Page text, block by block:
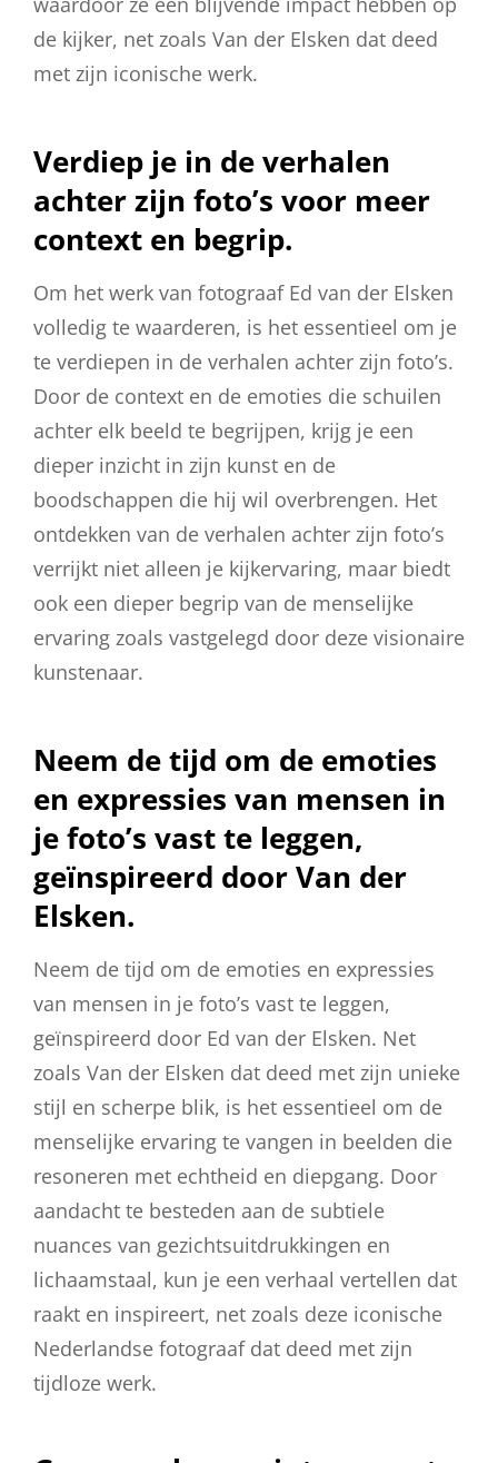
de kijker, net zoals Van der Elsken dat deed
met zijn iconische werk.
Verdiep je in de verhalen
achter zijn foto’s voor meer
context en begrip.
Om het werk van fotograaf Ed van der Elsken
volledig te waarderen, is het essentieel om je
te verdiepen in de verhalen achter zijn foto’s.
Door de context en de emoties die schuilen
achter elk beeld te begrijpen, krijg je een
dieper inzicht in zijn kunst en de
boodschappen die hij wil overbrengen. Het
ontdekken van de verhalen achter zijn foto’s
verrijkt niet alleen je kijkervaring, maar biedt
ook een dieper begrip van de menselijke
ervaring zoals vastgelegd door deze visionaire
kunstenaar.
Neem de tijd om de emoties
en expressies van mensen in
je foto’s vast te leggen,
geïnspireerd door Van der
Elsken.
Neem de tijd om de emoties en expressies
van mensen in je foto’s vast te leggen,
geïnspireerd door Ed van der Elsken. Net
zoals Van der Elsken dat deed met zijn unieke
stijl en scherpe blik, is het essentieel om de
menselijke ervaring te vangen in beelden die
resoneren met echtheid en diepgang. Door
aandacht te besteden aan de subtiele
nuances van gezichtsuitdrukkingen en
lichaamstaal, kun je een verhaal vertellen dat
raakt en inspireert, net zoals deze iconische
Nederlandse fotograaf dat deed met zijn
tijdloze werk.